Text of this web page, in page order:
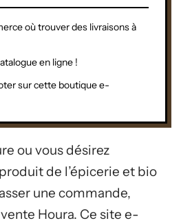
où trouver des livraisons à
en ligne !
sur cette boutique e-
ou vous désirez
de l’épicerie et bio
une commande,
Houra. Ce site e-